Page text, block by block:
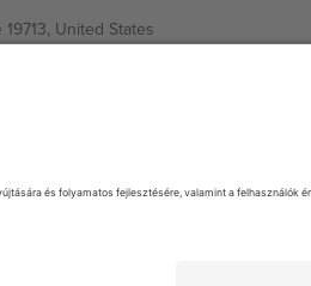
United States
Bulgaria
Ciudad de México, CDMX, Mexico